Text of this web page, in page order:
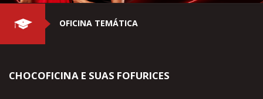
OFICINA TEMÁTICA
CHOCOFICINA E SUAS FOFURICES